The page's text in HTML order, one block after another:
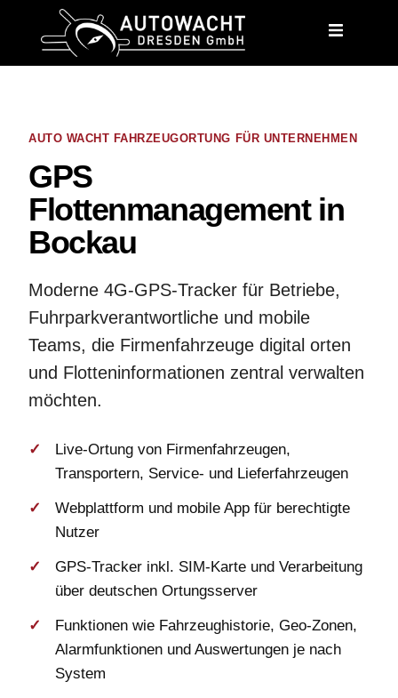
AUTO WACHT FAHRZEUGORTUNG FÜR UNTERNEHMEN
GPS
Flottenmanagement in
Bockau
Moderne 4G-GPS-Tracker für Betriebe,
Fuhrparkverantwortliche und mobile
Teams, die Firmenfahrzeuge digital orten
und Flotteninformationen zentral verwalten
möchten.
Live-Ortung von Firmenfahrzeugen,
Transportern, Service- und Lieferfahrzeugen
Webplattform und mobile App für berechtigte
Nutzer
GPS-Tracker inkl. SIM-Karte und Verarbeitung
über deutschen Ortungsserver
Funktionen wie Fahrzeughistorie, Geo-Zonen,
Alarmfunktionen und Auswertungen je nach
System